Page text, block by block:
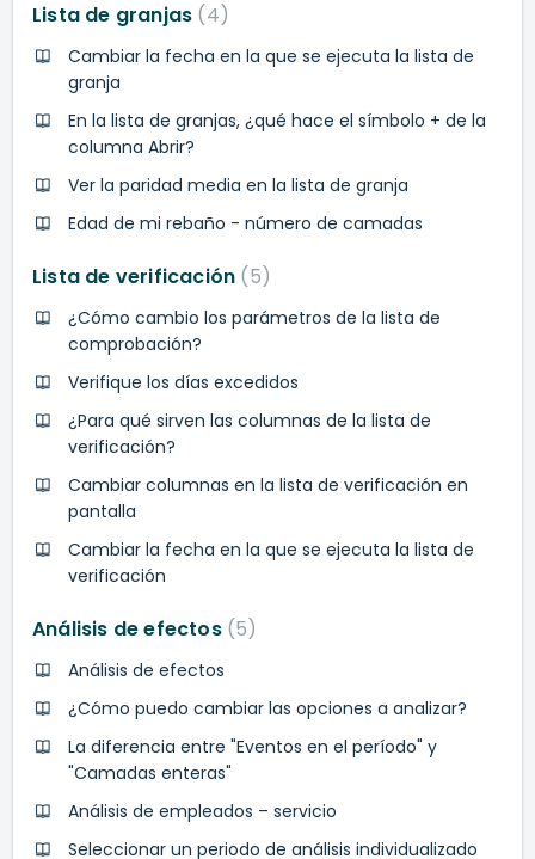
Lista de granjas 4
Cambiar la fecha en la que se ejecuta la lista de
granja
En la lista de granjas, ¿qué hace el símbolo + de la
columna Abrir?
Ver la paridad media en la lista de granja
Edad de mi rebaño - número de camadas
Lista de verificación 5
¿Cómo cambio los parámetros de la lista de
comprobación?
Verifique los días excedidos
¿Para qué sirven las columnas de la lista de
verificación?
Cambiar columnas en la lista de verificación en
pantalla
Cambiar la fecha en la que se ejecuta la lista de
verificación
Análisis de efectos 5
Análisis de efectos
¿Cómo puedo cambiar las opciones a analizar?
La diferencia entre "Eventos en el período" y
"Camadas enteras"
Análisis de empleados – servicio
Seleccionar un periodo de análisis individualizado